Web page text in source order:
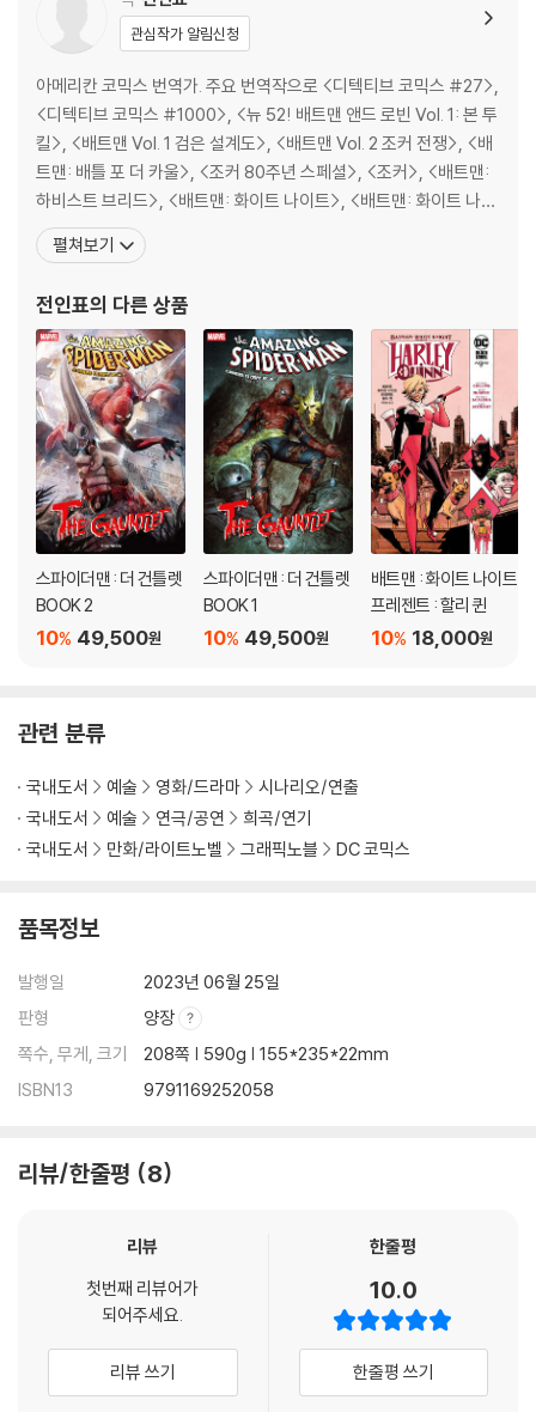
관심작가 알림신청
아메리칸 코믹스 번역가. 주요 번역작으로 <디텍티브 코믹스 #27>,
<디텍티브 코믹스 #1000>, <뉴 52! 배트맨 앤드 로빈 Vol. 1: 본 투
킬>, <배트맨 Vol. 1 검은 설계도>, <배트맨 Vol. 2 조커 전쟁>, <배
트맨: 배틀 포 더 카울>, <조커 80주년 스페셜>, <조커>, <배트맨:
하비스트 브리드>, <배트맨: 화이트 나이트>, <배트맨: 화이트 나이
트의 저주>, <배트맨: 라스트 나이트 온 어스>, <배트맨: 로드 투 메
탈>, <배트맨: 메탈>, <배트맨: 메탈: 다크 나이츠 라이징>, <배트
펼쳐보기
전인표의 다른 상품
스파이더맨 : 더 건틀렛
BOOK 2
49,500원
10%
스파이더맨 : 더 건틀렛
BOOK 1
49,500원
10%
배트맨 : 화이트 나이트
프레젠트 : 할리 퀸
18,000원
10%
관련 분류
국내도서 예술 영화/드라마
시나리오/연출
국내도서
예술 연극/공연
희곡/연기
국내도서
만화/라이트노벨 그래픽노블 DC 코믹스
품목정보
발행일
2023년 06월 25일
판형
양장
쪽수, 무게, 크기
208쪽 | 590g | 155*235*22mm
ISBN13
9791169252058
리뷰/한줄평 8
리뷰
첫번째 리뷰어가
되어주세요.
리뷰 쓰기
한줄평
10.0
한줄평 쓰기